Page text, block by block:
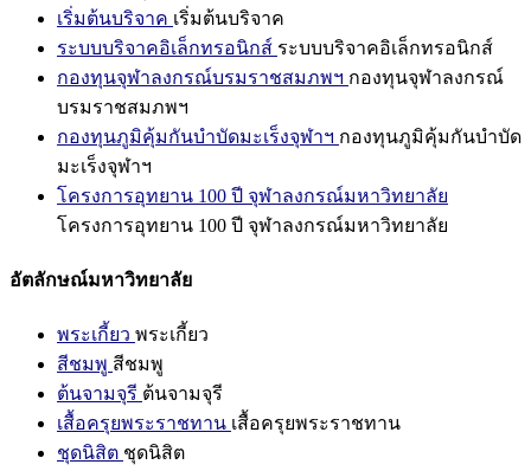
เริ่มต้นบริจาค เริ่มต้นบริจาค
ระบบบริจาคอิเล็กทรอนิกส์ ระบบบริจาคอิเล็กทรอนิกส์
กองทุนจุฬาลงกรณ์บรมราชสมภพฯ กองทุนจุฬาลงกรณ์
บรมราชสมภพฯ
กองทุนภูมิคุ้มกันบำบัดมะเร็งจุฬาฯ กองทุนภูมิคุ้มกันบำบัด
มะเร็งจุฬาฯ
โครงการอุทยาน 100 ปี จุฬาลงกรณ์มหาวิทยาลัย
โครงการอุทยาน 100 ปี จุฬาลงกรณ์มหาวิทยาลัย
อัตลักษณ์มหาวิทยาลัย
พระเกี้ยว พระเกี้ยว
สีชมพู สีชมพู
ต้นจามจุรี ต้นจามจุรี
เสื้อครุยพระราชทาน เสื้อครุยพระราชทาน
ชุดนิสิต ชุดนิสิต